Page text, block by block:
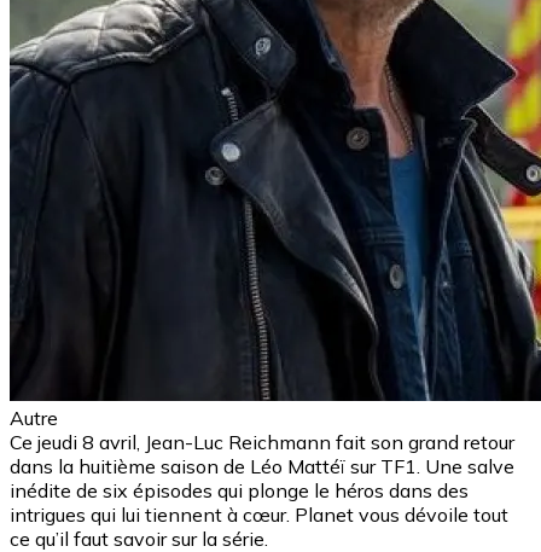
Autre
Ce jeudi 8 avril, Jean-Luc Reichmann fait son grand retour
dans la huitième saison de Léo Mattéï sur TF1. Une salve
inédite de six épisodes qui plonge le héros dans des
intrigues qui lui tiennent à cœur. Planet vous dévoile tout
ce qu’il faut savoir sur la série.